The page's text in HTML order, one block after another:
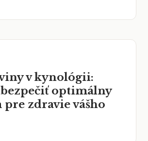
v kynológii:
optimálny
zdravie vášho